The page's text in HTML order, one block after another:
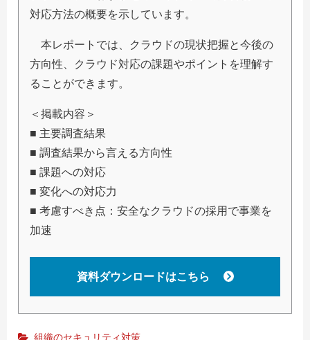
対応方法の概要を示しています。
本レポートでは、クラウドの現状把握と今後の
方向性、クラウド対応の課題やポイントを理解す
ることができます。
＜掲載内容＞
■ 主要調査結果
■ 調査結果から言える方向性
■ 課題への対応
■ 変化への対応力
■ 考慮すべき点：安全なクラウドの採用で事業を
加速
資料ダウンロードはこちら
組織のセキュリティ対策